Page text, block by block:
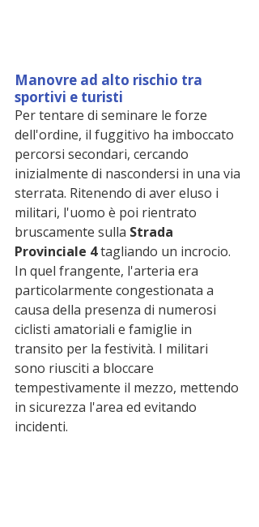
Manovre ad alto rischio tra
sportivi e turisti
Per tentare di seminare le forze
dell'ordine, il fuggitivo ha imboccato
percorsi secondari, cercando
inizialmente di nascondersi in una via
sterrata. Ritenendo di aver eluso i
militari, l'uomo è poi rientrato
bruscamente sulla Strada
Provinciale 4 tagliando un incrocio.
In quel frangente, l'arteria era
particolarmente congestionata a
causa della presenza di numerosi
ciclisti amatoriali e famiglie in
transito per la festività. I militari
sono riusciti a bloccare
tempestivamente il mezzo, mettendo
in sicurezza l'area ed evitando
incidenti.